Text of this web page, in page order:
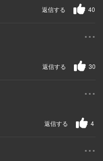
40
返信する
...
30
返信する
...
4
返信する
...